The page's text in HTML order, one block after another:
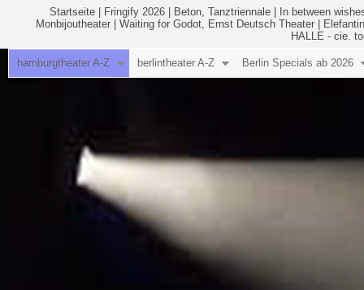
Startseite Fringify 2026 Beton, Tanztriennale
In between
Monbijoutheater
Waiting for Godot, Ernst Deutsch Theater
HALLE - cie.
hamburgtheater A-Z berlintheater A-Z Berlin Specials ab 2026